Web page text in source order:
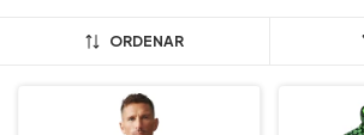
ORDENAR